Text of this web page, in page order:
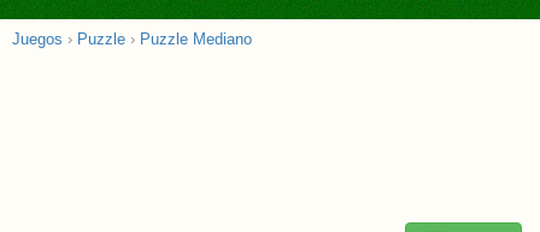
Juegos › Puzzle › Puzzle Mediano